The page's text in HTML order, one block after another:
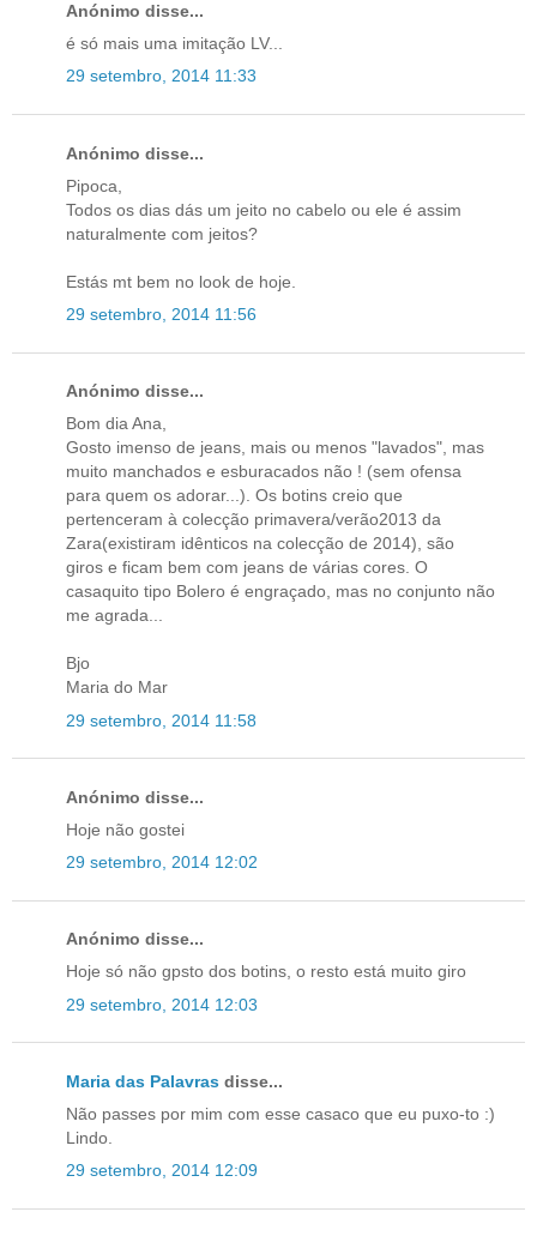
Anónimo disse...
é só mais uma imitação LV...
29 setembro, 2014 11:33
Anónimo disse...
Pipoca,
Todos os dias dás um jeito no cabelo ou ele é assim
naturalmente com jeitos?
Estás mt bem no look de hoje.
29 setembro, 2014 11:56
Anónimo disse...
Bom dia Ana,
Gosto imenso de jeans, mais ou menos "lavados", mas
muito manchados e esburacados não ! (sem ofensa
para quem os adorar...). Os botins creio que
pertenceram à colecção primavera/verão2013 da
Zara(existiram idênticos na colecção de 2014), são
giros e ficam bem com jeans de várias cores. O
casaquito tipo Bolero é engraçado, mas no conjunto não
me agrada...
Bjo
Maria do Mar
29 setembro, 2014 11:58
Anónimo disse...
Hoje não gostei
29 setembro, 2014 12:02
Anónimo disse...
Hoje só não gpsto dos botins, o resto está muito giro
29 setembro, 2014 12:03
Maria das Palavras disse...
Não passes por mim com esse casaco que eu puxo-to :)
Lindo.
29 setembro, 2014 12:09